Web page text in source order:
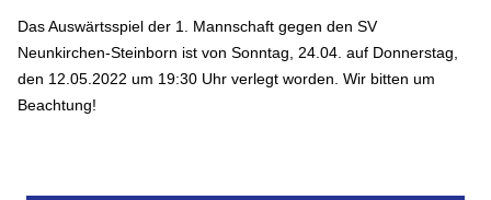
Das Auswärtsspiel der 1. Mannschaft gegen den SV
Neunkirchen-Steinborn ist von Sonntag, 24.04. auf Donnerstag,
den 12.05.2022 um 19:30 Uhr verlegt worden. Wir bitten um
Beachtung!